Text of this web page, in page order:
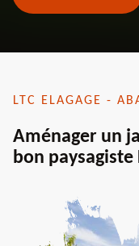
LTC ELAGAGE -
Aménager un
bon paysagiste